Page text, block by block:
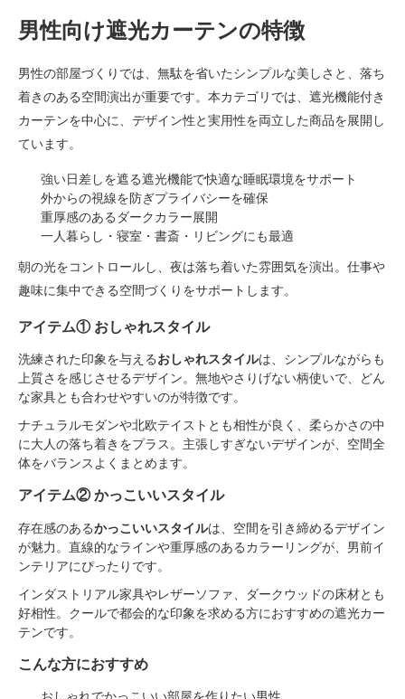
男性向け遮光カーテンの特徴
男性の部屋づくりでは、無駄を省いたシンプルな美しさと、落ち
着きのある空間演出が重要です。本カテゴリでは、遮光機能付き
カーテンを中心に、デザイン性と実用性を両立した商品を展開し
ています。
強い日差しを遮る遮光機能で快適な睡眠環境をサポート
外からの視線を防ぎプライバシーを確保
重厚感のあるダークカラー展開
一人暮らし・寝室・書斎・リビングにも最適
朝の光をコントロールし、夜は落ち着いた雰囲気を演出。仕事や
趣味に集中できる空間づくりをサポートします。
アイテム① おしゃれスタイル
洗練された印象を与えるおしゃれスタイルは、シンプルながらも
上質さを感じさせるデザイン。無地やさりげない柄使いで、どん
な家具とも合わせやすいのが特徴です。
ナチュラルモダンや北欧テイストとも相性が良く、柔らかさの中
に大人の落ち着きをプラス。主張しすぎないデザインが、空間全
体をバランスよくまとめます。
アイテム② かっこいいスタイル
存在感のあるかっこいいスタイルは、空間を引き締めるデザイン
が魅力。直線的なラインや重厚感のあるカラーリングが、男前イ
ンテリアにぴったりです。
インダストリアル家具やレザーソファ、ダークウッドの床材とも
好相性。クールで都会的な印象を求める方におすすめの遮光カー
テンです。
こんな方におすすめ